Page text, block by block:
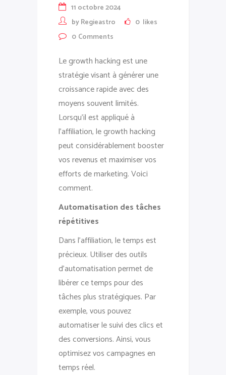
11 octobre 2024
byRegieastro 0 likes
0 Comments
Le growth hacking est une
stratégie visant à générer une
croissance rapide avec des
moyens souvent limités.
Lorsqu’il est appliqué à
l’affiliation, le growth hacking
peut considérablement booster
vos revenus et maximiser vos
efforts de marketing. Voici
comment.
Automatisation des tâches
répétitives
Dans l’affiliation, le temps est
précieux. Utiliser des outils
d’automatisation permet de
libérer ce temps pour des
tâches plus stratégiques. Par
exemple, vous pouvez
automatiser le suivi des clics et
des conversions. Ainsi, vous
optimisez vos campagnes en
temps réel.